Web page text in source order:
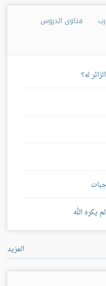
نرجو من سماحتكم
الشيعة، والسلام
وعلم وانتشر، وعرف
ولاسيما بعدما تولى
شرهم، وظهر في أماكن
الأمر، ولم يزالوا يحاربون
الصحابة -رضي الله عنهم
رجوع الوثنية -والعياذ
منتبهون لهذا الأمر،
والتابعون للرابطة،
من النشاط ما نرجو أن
السنة، وعلى الدعاة إلى
فتاوى الدروس
له؟
يكره الله
المزيد